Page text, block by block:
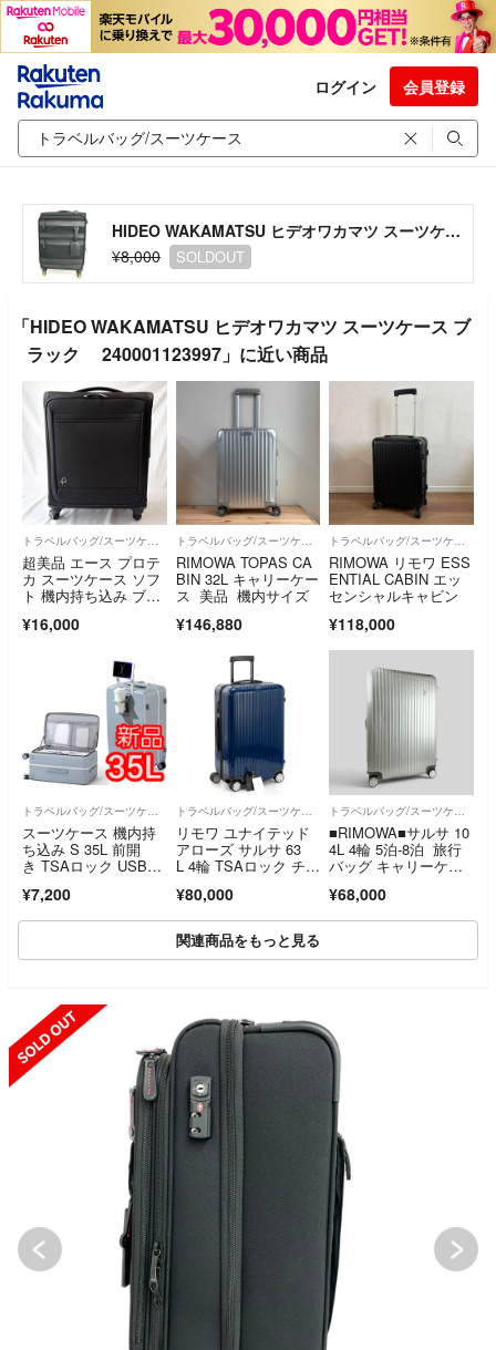
ログイン 会員登録
HIDEO WAKAMATSU ヒデオワカマツ スーツケース ブラック 240001123997
¥8,000
SOLDOUT
「HIDEO WAKAMATSU ヒデオワカマツ スーツケース ブ
ラック 240001123997」に近い商品
トラベルバッグ/スーツケース
超美品 エース プロテ
カ スーツケース ソフ
ト 機内持ち込み ブラ
¥16,000
トラベルバッグ/スーツケース
RIMOWA TOPAS CA
BIN 32L キャリーケー
ス 美品 機内サイズ
¥146,880
トラベルバッグ/スーツケース
RIMOWA リモワ ESS
ENTIAL CABIN エッ
センシャルキャビン
¥118,000
トラベルバッグ/スーツケース
スーツケース 機内持
ち込み S 35L 前開
き TSAロック USB充
¥7,200
トラベルバッグ/スーツケース
リモワ ユナイテッド
アローズ サルサ 63
L 4輪 TSAロック チェ
ークブルー 濃青色 ス
ーツケース
¥80,000
トラベルバッグ/スーツケース
■RIMOWA■サルサ 10
4L 4輪 5泊-8泊 旅行
バッグ キャリーケー
¥68,000
関連商品をもっと見る
SOLD OUT